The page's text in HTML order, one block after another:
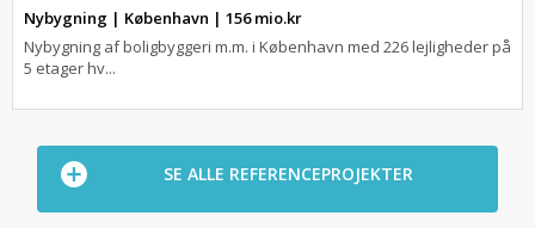
Nybygning | København | 156 mio.kr
Nybygning af boligbyggeri m.m. i København med 226 lejligheder på
5 etager hv...
SE ALLE REFERENCEPROJEKTER